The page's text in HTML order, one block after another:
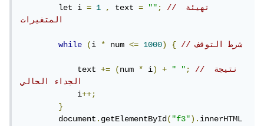
        let i
= 1 , text = "";
// تهيئة
المتغيرات
while (i * num <= 1000) { // شرط التوقف
            text
+= (num * i) + " ";
// نتيجة
الجداء الحالي
            i
++;
}
        document
.getElementById("f3").